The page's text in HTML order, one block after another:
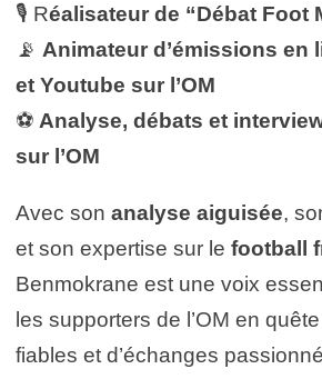
🎙️ Réalisateur de “Débat Foot
📡 Animateur d’émissions en
et Youtube sur l’OM
⚽ Analyse, débats et
sur l’OM
Avec son analyse aiguisée,
et son expertise sur le football
Benmokrane est une voix
les supporters de l’OM en
fiables et d’échanges